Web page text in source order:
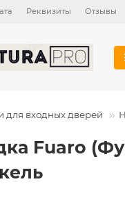
Реквизиты Отзывы
для входных дверей
Fuaro